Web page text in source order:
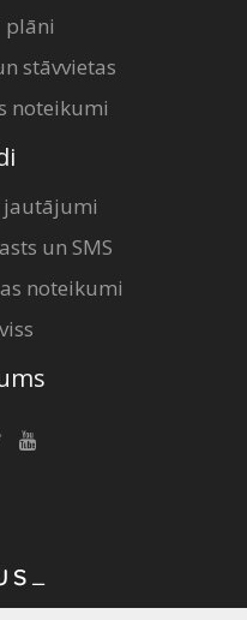
stāvvietas
noteikumi
jautājumi
un SMS
noteikumi